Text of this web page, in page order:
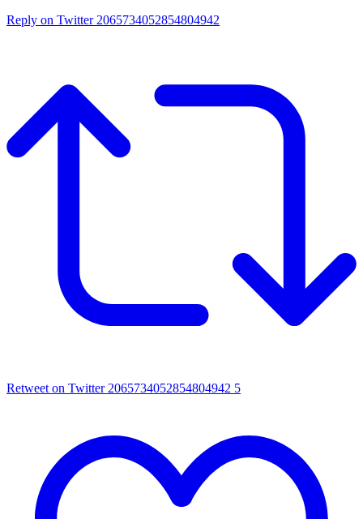
Reply on Twitter 2065734052854804942
Retweet on Twitter 2065734052854804942 5